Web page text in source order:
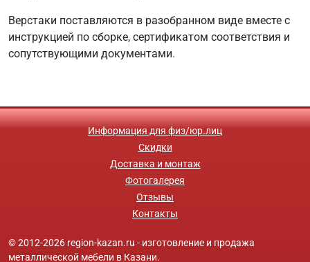
Верстаки поставляются в разобранном виде вместе с
инструкцией по сборке, сертификатом соответствия и
сопутствующими документами.
Информация для физ/юр.лиц
Скидки
Доставка и монтаж
Фотогалерея
Отзывы
Контакты
© 2012-2026 region-kazan.ru - изготовление и продажа
металлической мебели в Казани.